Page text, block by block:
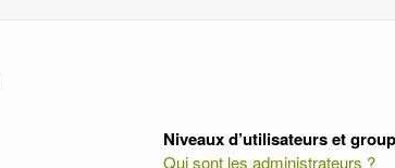
Niveaux d’utilisateurs et
Qui sont les administrateurs ?